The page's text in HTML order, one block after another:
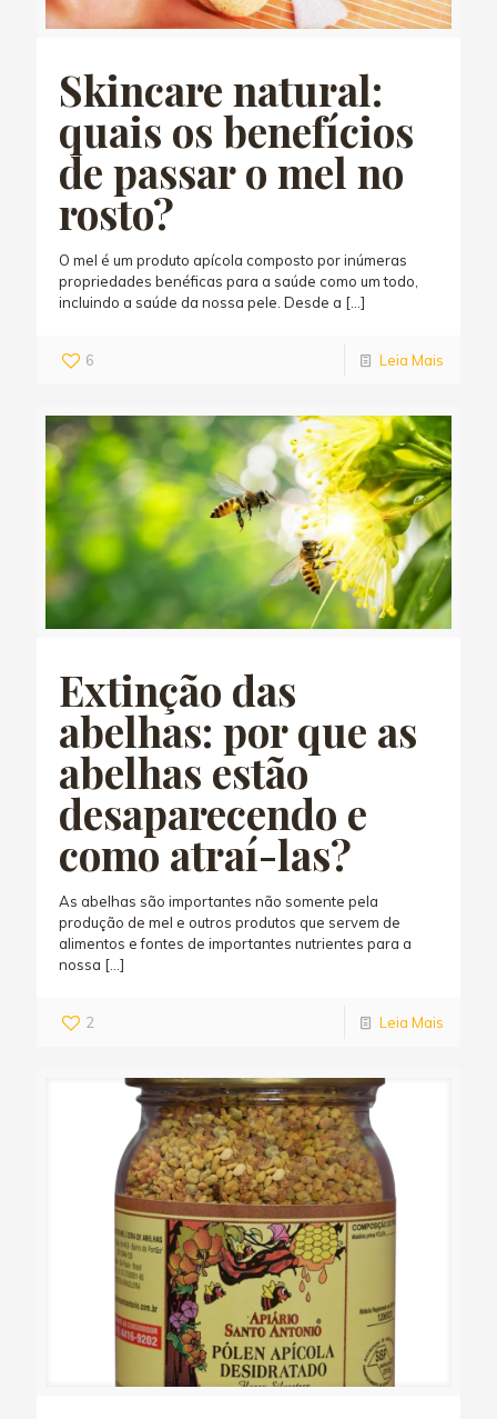
Skincare natural:
quais os benefícios
de passar o mel no
rosto?
O mel é um produto apícola composto por inúmeras
propriedades benéficas para a saúde como um todo,
incluindo a saúde da nossa pele. Desde a […]
6 Leia Mais
Extinção das
abelhas: por que as
abelhas estão
desaparecendo e
como atraí-las?
As abelhas são importantes não somente pela
produção de mel e outros produtos que servem de
alimentos e fontes de importantes nutrientes para a
nossa […]
2 Leia Mais